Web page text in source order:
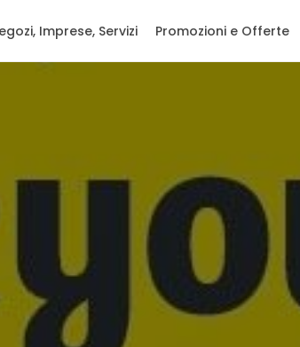
Imprese, Servizi Promozioni e Offerte